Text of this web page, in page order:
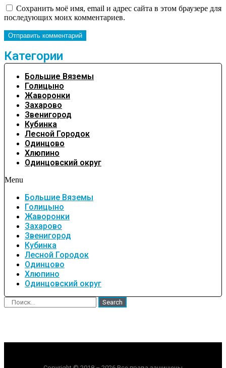
Сохранить моё имя, email и адрес сайта в этом браузере для
последующих моих комментариев.
Категории
Большие Вяземы
Голицыно
Жаворонки
Захарово
Звенигород
Кубинка
Лесной Городок
Одинцово
Хлюпино
Одинцовский округ
Menu
Большие Вяземы
Голицыно
Жаворонки
Захарово
Звенигород
Кубинка
Лесной Городок
Одинцово
Хлюпино
Одинцовский округ
Search